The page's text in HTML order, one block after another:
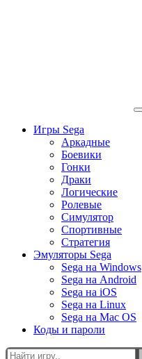
Игры Sega
Аркадные
Боевики
Гонки
Драки
Логические
Ролевые
Симулятор
Спортивные
Стратегия
Эмуляторы Sega
Sega на Windows
Sega на Android
Sega на iOS
Sega на Linux
Sega на Mac OS
Коды и пароли